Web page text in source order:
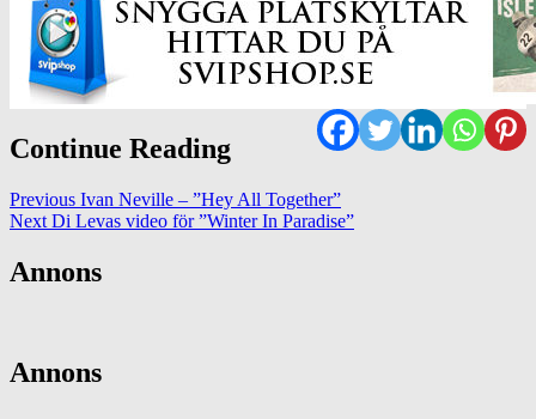
Continue Reading
Previous Ivan Neville – ”Hey All Together”
Next Di Levas video för ”Winter In Paradise”
Annons
Annons